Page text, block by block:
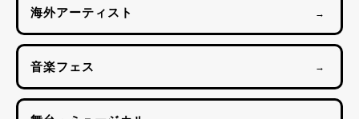
海外アーティスト →
音楽フェス →